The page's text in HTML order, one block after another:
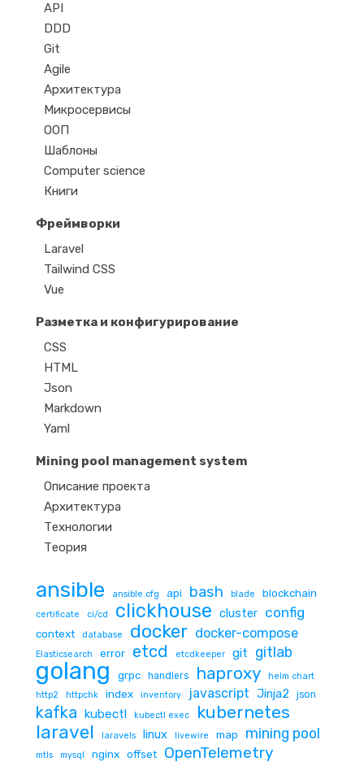
API
DDD
Git
Agile
Архитектура
Микросервисы
ООП
Шаблоны
Computer science
Книги
Фреймворки
Laravel
Tailwind CSS
Vue
Разметка и конфигурирование
CSS
HTML
Json
Markdown
Yaml
Mining pool management system
Описание проекта
Архитектура
Технологии
Теория
ansible ansible.cfg api bash blade blockchain
certificate ci/cd clickhouse cluster config
context database docker docker-compose
Elasticsearch error etcd etcdkeeper git gitlab
golang grpc handlers haproxy
helm chart
http2
httpchk index inventory javascript Jinja2 json
kafka kubectl kubectl exec kubernetes
laravel laravels linux livewire map mining pool
mtls mysql nginx offset OpenTelemetry